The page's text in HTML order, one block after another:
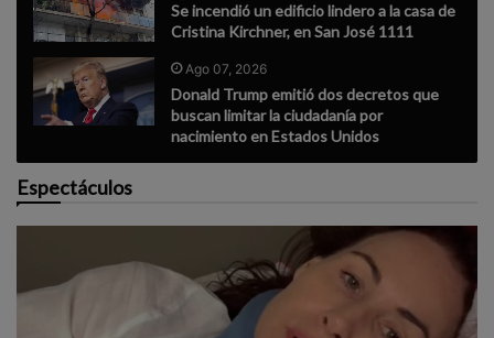
Se incendió un edificio lindero a la casa de
Cristina Kirchner, en San José 1111
Ago 07, 2026
Donald Trump emitió dos decretos que
buscan limitar la ciudadanía por
nacimiento en Estados Unidos
Espectáculos